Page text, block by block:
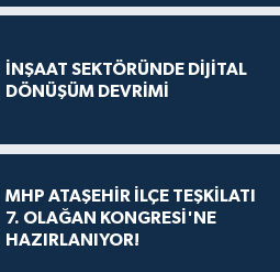
İNŞAAT SEKTÖRÜNDE DİJİTAL
DÖNÜŞÜM DEVRİMİ
MHP ATAŞEHİR İLÇE TEŞKİLATI
7. OLAĞAN KONGRESİ'NE
HAZIRLANIYOR!